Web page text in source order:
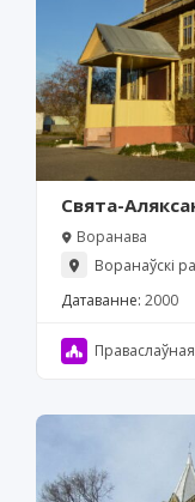
Свята-
(Воранава)
Воранава
Воранаўскі
Датаванне: 2000